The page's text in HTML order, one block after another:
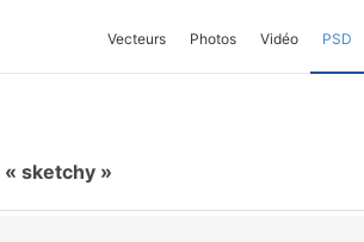
Vecteurs Photos Vidéo PSD
sketchy